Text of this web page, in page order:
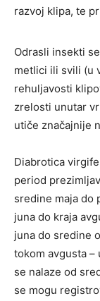
razvoj klipa, te
Odrasli insekti
metlici ili svili (u
rehuljavosti
zrelosti unutar
utiče značajnije
Diabrotica
period
sredine maja do
juna do kraja
juna do sredine
tokom avgusta –
se nalaze od
se mogu